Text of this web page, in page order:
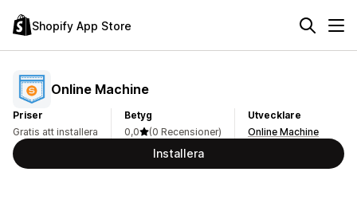
Shopify App Store
Online Machine
Priser
Gratis att installera
Betyg
0,0
(0 Recensioner)
Utvecklare
Online Machine
Installera